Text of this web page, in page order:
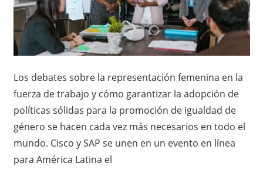
Los debates sobre la representación femenina en la
fuerza de trabajo y cómo garantizar la adopción de
políticas sólidas para la promoción de igualdad de
género se hacen cada vez más necesarios en todo el
mundo. Cisco y SAP se unen en un evento en línea
para América Latina el